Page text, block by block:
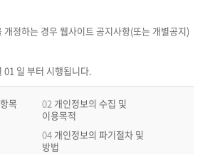
개정하는 경우 웹사이트 공지사항(또는 개별공지)
일 부터 시행됩니다.
목 02 개인정보의 수집 및
이용목적
04 개인정보의 파기절차 및
방법